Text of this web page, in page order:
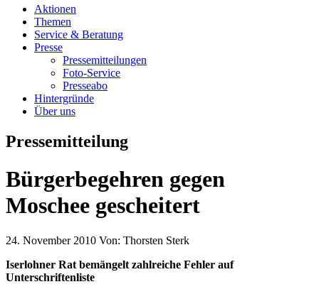
Aktionen
Themen
Service & Beratung
Presse
Pressemitteilungen
Foto-Service
Presseabo
Hintergründe
Über uns
Pressemitteilung
Bürgerbegehren gegen
Moschee gescheitert
24. November 2010 Von: Thorsten Sterk
Iserlohner Rat bemängelt zahlreiche Fehler auf
Unterschriftenliste